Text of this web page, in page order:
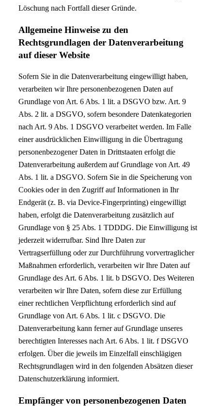
Löschung nach Fortfall dieser Gründe.
Allgemeine Hinweise zu den
Rechtsgrundlagen der Datenverarbeitung
auf dieser Website
Sofern Sie in die Datenverarbeitung eingewilligt haben,
verarbeiten wir Ihre personenbezogenen Daten auf
Grundlage von Art. 6 Abs. 1 lit. a DSGVO bzw. Art. 9
Abs. 2 lit. a DSGVO, sofern besondere Datenkategorien
nach Art. 9 Abs. 1 DSGVO verarbeitet werden. Im Falle
einer ausdrücklichen Einwilligung in die Übertragung
personenbezogener Daten in Drittstaaten erfolgt die
Datenverarbeitung außerdem auf Grundlage von Art. 49
Abs. 1 lit. a DSGVO. Sofern Sie in die Speicherung von
Cookies oder in den Zugriff auf Informationen in Ihr
Endgerät (z. B. via Device-Fingerprinting) eingewilligt
haben, erfolgt die Datenverarbeitung zusätzlich auf
Grundlage von § 25 Abs. 1 TDDDG. Die Einwilligung ist
jederzeit widerrufbar. Sind Ihre Daten zur
Vertragserfüllung oder zur Durchführung vorvertraglicher
Maßnahmen erforderlich, verarbeiten wir Ihre Daten auf
Grundlage des Art. 6 Abs. 1 lit. b DSGVO. Des Weiteren
verarbeiten wir Ihre Daten, sofern diese zur Erfüllung
einer rechtlichen Verpflichtung erforderlich sind auf
Grundlage von Art. 6 Abs. 1 lit. c DSGVO. Die
Datenverarbeitung kann ferner auf Grundlage unseres
berechtigten Interesses nach Art. 6 Abs. 1 lit. f DSGVO
erfolgen. Über die jeweils im Einzelfall einschlägigen
Rechtsgrundlagen wird in den folgenden Absätzen dieser
Datenschutzerklärung informiert.
Empfänger von personenbezogenen Daten